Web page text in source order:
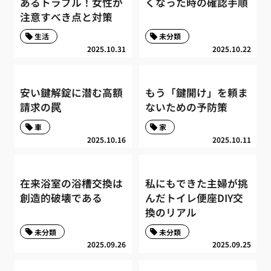
注意すべき点と対策
2025.10.31
生活
2025.10.22
未分類
安い鍵解錠に潜む高額
請求の罠
2025.10.16
車
もう「鍵開け」を頼ま
ないための予防策
2025.10.11
家
在来浴室の浴槽交換は
創造的破壊である
2025.09.26
未分類
私にもできた主婦が挑
んだトイレ便座DIY交
換のリアル
2025.09.25
未分類